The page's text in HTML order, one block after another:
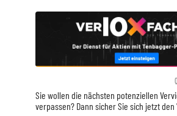
Sie wollen die nächsten potenziellen
verpassen? Dann sicher Sie sich jetzt den